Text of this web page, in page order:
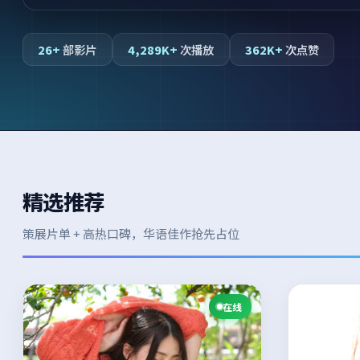
26+部影片 4,289K+次播放 362K+次点赞
精选推荐
策展片单 + 高热口碑，华语佳作抢先占位
在线